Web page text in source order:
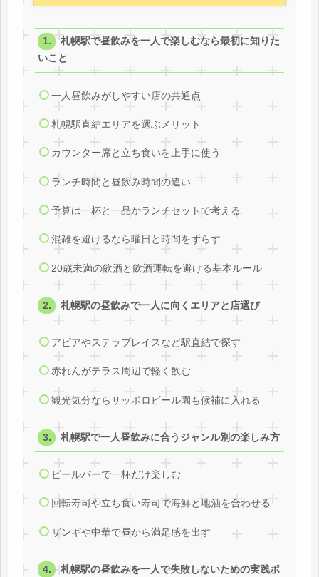
札幌駅で昼飲みを一人で楽しむなら最初に知りた
いこと
一人昼飲みがしやすい店の共通点
札幌駅直結エリアを選ぶメリット
カウンター席と立ち食いを上手に使う
ランチ時間と昼飲み時間の違い
予算は一杯と一品かランチセットで考える
混雑を避けるなら曜日と時間をずらす
20歳未満の飲酒と飲酒運転を避ける基本ルール
札幌駅の昼飲みで一人に向くエリアと店選び
アピアやステラプレイスなど駅直結で探す
赤れんがテラス周辺で軽く飲む
観光気分ならサッポロビール園も候補に入れる
札幌駅で一人昼飲みに合うジャンル別の楽しみ方
ビールバーで一杯だけ楽しむ
回転寿司や立ち食い寿司で海鮮と地酒を合わせる
ザンギや中華で昼から満足感を出す
札幌駅の昼飲みを一人で失敗しないための実践ポ